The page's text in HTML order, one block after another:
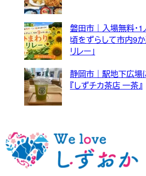
磐田市｜入場無料・
頃をずらして市内9
リレー」
静岡市｜駅地下広場
『しずチカ茶店 一茶』